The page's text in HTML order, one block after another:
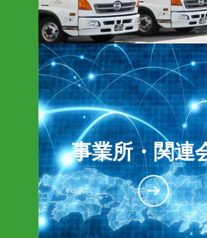
事業所・関連